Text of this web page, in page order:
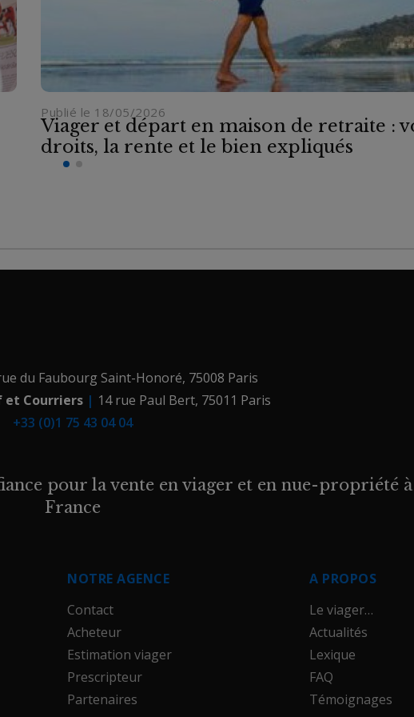
Publié le 18/05/2026
Viager et départ en maison de retraite :
droits, la rente et le bien expliqués
du Faubourg Saint-Honoré, 75008 Paris
et Courriers | 14 rue Paul Bert, 75011 Paris
+33 (0)1 75 43 04 04
pour la vente en viager et en nue-propriété
France
NOTRE AGENCE
Contact
Acheteur
Estimation viager
Prescripteur
Partenaires
A PROPOS
Le viager…
Actualités
Lexique
FAQ
Témoignages